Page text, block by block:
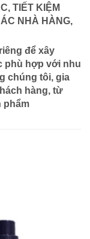
TIẾT KIỆM
NHÀ HÀNG,
để xây
phù hợp với nhu
chúng tôi, gia
hàng, từ
phẩm